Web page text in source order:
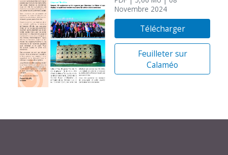
Novembre 2024
Télécharger
Feuilleter sur
Calaméo